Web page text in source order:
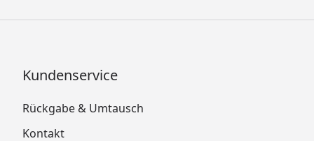
Kundenservice
Rückgabe & Umtausch
Kontakt